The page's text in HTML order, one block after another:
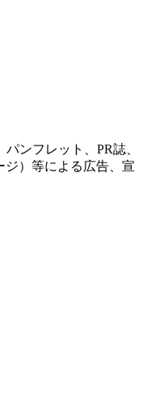
ンフレット、PR誌、
ジ）等による広告、宣